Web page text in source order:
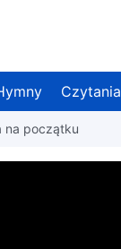
Czytania
na początku